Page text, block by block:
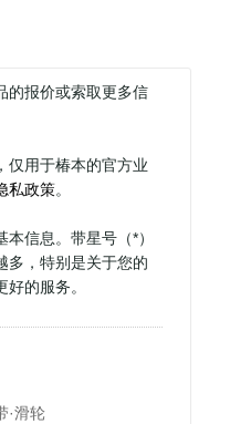
的报价或索取更多信
仅用于椿本的官方业
私政策。
本信息。带星号（*）
多，特别是关于您的
的服务。
·滑轮